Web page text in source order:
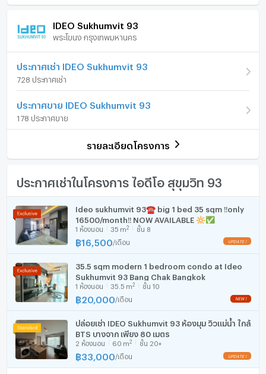
สิ่งอำนวยความสะดวก :
ร้านค้า
ที่จอดรถ
สระว่ายน้ำ
สระว่ายน้ำเด็ก
ห้องเด็กเล่น
Access Card Control
CCTV
รปภ. 24 ชม.
ทำเลดี สถานที่ใกล้เคียง :
Tesco Lotus อ่อนนุช 850 ม.
The Pyll สุขุมวิท 54 1 กม.
Big C อ่อนนุช 1.5 กม.
ตลาดอุดมสุข 2.5 กม.
ตลาดบางนา 3.2 กม.
เมเจอร์เอกมัย 3.5 กม.
Big C เอกมัย 4.1 กม.
ไบเทคบางนา 4.5 กม.
/ เดือน
เงินมัดจำ/ประกัน
รูปแบบห้อง
จำนวนห้องนอน
ขนาดพื้นที่ห้อง 26.5 ตร.ม.
ภายในห้อง ภายในโครงการ
เฟอร์นิเจอร์
โทรศัพท์บ้าน
เครื่องทำน้ำร้อน/น้ำอุ่น
ประตูห้องระบบ digital lock
ตู้เย็น
เครื่องดูดควัน
มีอินเตอร์เน็ตไร้สาย (Wi-Fi) ในห้องพัก
เครื่องซักผ้า
IDEO Sukhumvit 93
พระโขนง กรุงเทพมหานคร
ประกาศเช่า IDEO Sukhumvit 93
728 ประกาศเช่า
ประกาศขาย IDEO Sukhumvit 93
178 ประกาศขาย
รายละเอียดโครงการ
ประกาศเช่าในโครงการ ไอดีโอ สุขุมวิท 93
Ideo sukhumvit 93☎️ big 1 bed 35 sqm ‼️only
16500/month‼️ NOW AVAILABLE 🔆✅
1 ห้องนอน 35 m2 ชั้น 8
฿16,500 /เดือน
35.5 sqm modern 1 bedroom condo at Ideo
Sukhumvit 93 Bang Chak Bangkok
1 ห้องนอน 35.5 m2 ชั้น 10
฿20,000 /เดือน
ปล่อยเช่า IDEO Sukhumvit 93 ห้องมุม วิวแม่น้ำ ใกล้
BTS บางจาก เพียง 80 เมตร
2 ห้องนอน 60 m2 ชั้น 20+
฿33,000 /เดือน